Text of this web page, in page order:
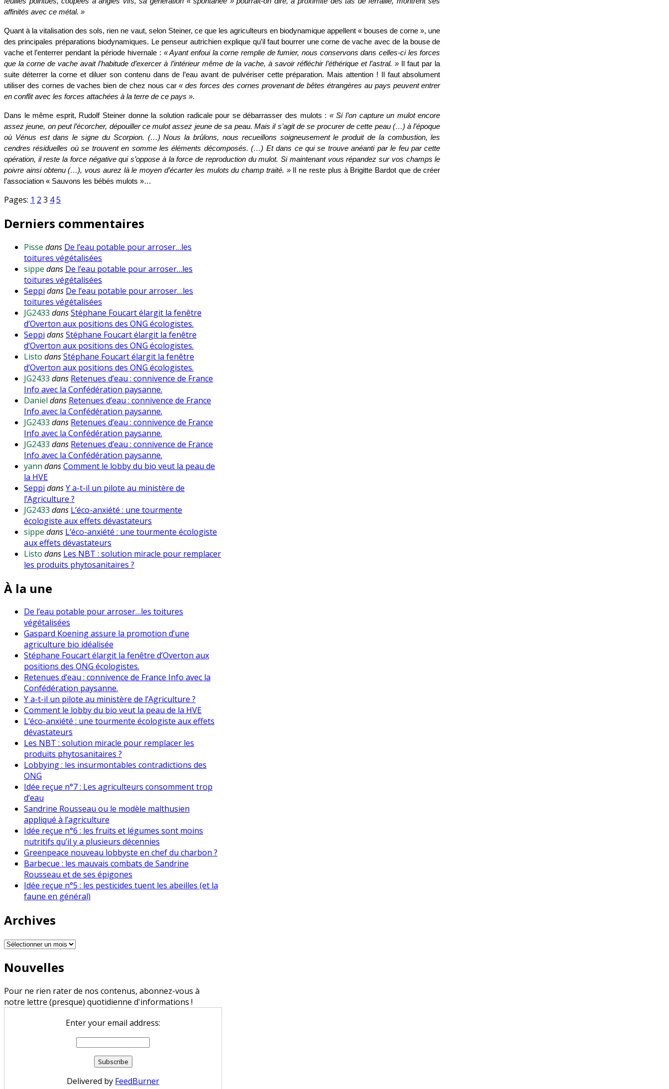
affinités avec ce métal. »
Quant à la vitalisation des sols, rien ne vaut, selon Steiner, ce que les agriculteurs en biodynamique appellent « bouses de corne », une
des principales préparations biodynamiques. Le penseur autrichien explique qu’il faut bourrer une corne de vache avec de la bouse de
vache et l’enterrer pendant la période hivernale : « Ayant enfoui la corne remplie de fumier, nous conservons dans celles-ci les forces
que la corne de vache avait l’habitude d’exercer à l’intérieur même de la vache, à savoir réfléchir l’éthérique et l’astral. » Il faut par la
suite déterrer la corne et diluer son contenu dans de l’eau avant de pulvériser cette préparation. Mais attention ! Il faut absolument
utiliser des cornes de vaches bien de chez nous car« des forces des cornes provenant de bêtes étrangères au pays peuvent entrer
en conflit avec les forces attachées à la terre de ce pays ».
Dans le même esprit, Rudolf Steiner donne la solution radicale pour se débarrasser des mulots : « Si l’on capture un mulot encore
assez jeune, on peut l’écorcher, dépouiller ce mulot assez jeune de sa peau. Mais il s’agit de se procurer de cette peau (…) à l’époque
où Vénus est dans le signe du Scorpion. (…) Nous la brûlons, nous recueillons soigneusement le produit de la combustion, les
cendres résiduelles où se trouvent en somme les éléments décomposés. (…) Et dans ce qui se trouve anéanti par le feu par cette
opération, il reste la force négative qui s’oppose à la force de reproduction du mulot. Si maintenant vous répandez sur vos champs le
poivre ainsi obtenu (…), vous aurez là le moyen d’écarter les mulots du champ traité. »Il ne reste plus à Brigitte Bardot que de créer
l’association « Sauvons les bébés mulots »…
Pages: 1 2 3 45
Derniers commentaires
Pisse dans De l’eau potable pour arroser…les
toitures végétalisées
sippe dans De l’eau potable pour arroser…les
toitures végétalisées
Seppi dans De l’eau potable pour arroser…les
toitures végétalisées
JG2433 dansStéphane Foucart élargit la fenêtre
d’Overton aux positions des ONG écologistes.
Seppi dansStéphane Foucart élargit la fenêtre
d’Overton aux positions des ONG écologistes.
Listo dansStéphane Foucart élargit la fenêtre
d’Overton aux positions des ONG écologistes.
JG2433 dans Retenues d’eau : connivence de France
Info avec la Confédération paysanne.
Daniel dans Retenues d’eau : connivence de France
Info avec la Confédération paysanne.
JG2433 dans Retenues d’eau : connivence de France
Info avec la Confédération paysanne.
JG2433 dans Retenues d’eau : connivence de France
Info avec la Confédération paysanne.
yann dansComment le lobby du bio veut la peau de
la HVE
Seppi dansY a-t-il un pilote au ministère de
l’Agriculture ?
JG2433 dans L’éco-anxiété : une tourmente
écologiste aux effets dévastateurs
sippe dans L’éco-anxiété : une tourmente écologiste
aux effets dévastateurs
Listo dans Les NBT : solution miracle pour remplacer
les produits phytosanitaires ?
À la une
De l’eau potable pour arroser…les toitures
végétalisées
Gaspard Koening assure la promotion d’une
agriculture bio idéalisée
Stéphane Foucart élargit la fenêtre d’Overton aux
positions des ONG écologistes.
Retenues d’eau : connivence de France Info avec la
Confédération paysanne.
Y a-t-il un pilote au ministère de l’Agriculture ?
Comment le lobby du bio veut la peau de la HVE
L’éco-anxiété : une tourmente écologiste aux effets
dévastateurs
Les NBT : solution miracle pour remplacer les
produits phytosanitaires ?
Lobbying : les insurmontables contradictions des
ONG
Idée reçue n°7 : Les agriculteurs consomment trop
d’eau
Sandrine Rousseau ou le modèle malthusien
appliqué à l’agriculture
Idée reçue n°6 : les fruits et légumes sont moins
nutritifs qu’il y a plusieurs décennies
Greenpeace nouveau lobbyste en chef du charbon ?
Barbecue : les mauvais combats de Sandrine
Rousseau et de ses épigones
Idée reçue n°5 : les pesticides tuent les abeilles (et la
faune en général)
Archives
Archives
Nouvelles
Pour ne rien rater de nos contenus, abonnez-vous à
notre lettre (presque) quotidienne d'informations !
Enter your email address:
Delivered by FeedBurner